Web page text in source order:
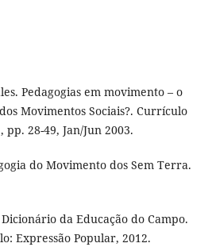
Pedagogias em movimento – o
Movimentos Sociais?. Currículo
28-49, Jan/Jun 2003.
do Movimento dos Sem Terra.
da Educação do Campo.
Expressão Popular, 2012.